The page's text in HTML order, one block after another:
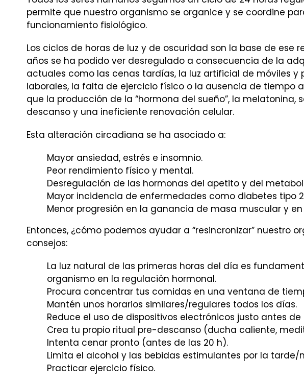
permite que nuestro organismo se organice y se coordine
funcionamiento fisiológico.
Los ciclos de horas de luz y de oscuridad son la base de ese
años se ha podido ver desregulado a consecuencia de la
actuales como las cenas tardías, la luz artificial de móviles y
laborales, la falta de ejercicio físico o la ausencia de tiempo
que la producción de la “hormona del sueño”, la melatonina,
descanso y una ineficiente renovación celular.
Esta alteración circadiana se ha asociado a:
Mayor ansiedad, estrés e insomnio.
Peor rendimiento físico y mental.
Desregulación de las hormonas del apetito y del
Mayor incidencia de enfermedades como diabetes tipo
Menor progresión en la ganancia de masa muscular y
Entonces, ¿cómo podemos ayudar a “resincronizar” nuestro
consejos:
La luz natural de las primeras horas del día es
organismo en la regulación hormonal.
Procura concentrar tus comidas en una ventana de
Mantén unos horarios similares/regulares todos los días.
Reduce el uso de dispositivos electrónicos justo antes de
Crea tu propio ritual pre-descanso (ducha caliente,
Intenta cenar pronto (antes de las 20 h).
Limita el alcohol y las bebidas estimulantes por la tarde/
Practicar ejercicio físico.